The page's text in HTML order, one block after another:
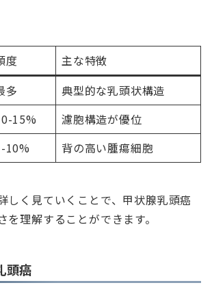
度
主な特徴
多
典型的な乳頭状構造
15%
濾胞構造が優位
10% 背の高い腫瘍細胞
しく見ていくことで、甲状腺乳頭癌
を理解することができます。
頭癌